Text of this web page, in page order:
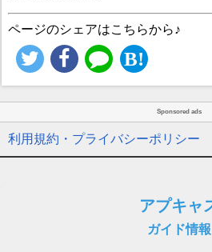
ページのシェアはこちらから♪
Sponsored ads
利用規約・プライバシーポリシー
アプキャ
ガイド情報